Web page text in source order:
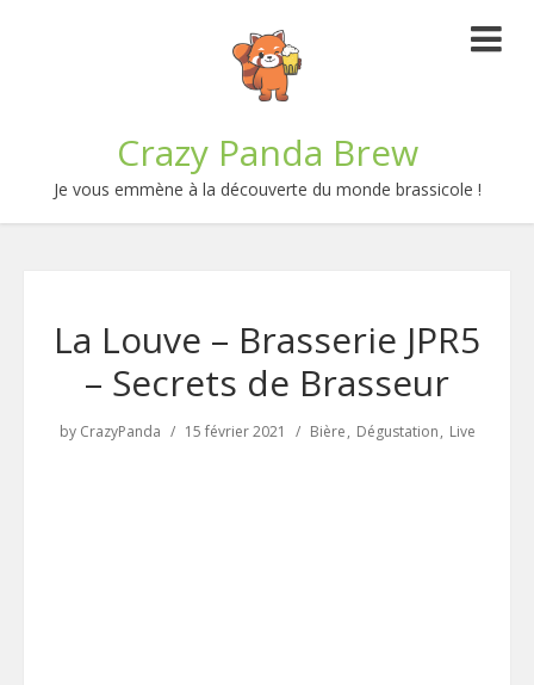
Crazy Panda Brew
Je vous emmène à la découverte du monde brassicole !
La Louve – Brasserie JPR5
– Secrets de Brasseur
by CrazyPanda 15 février 2021 Bière Dégustation Live